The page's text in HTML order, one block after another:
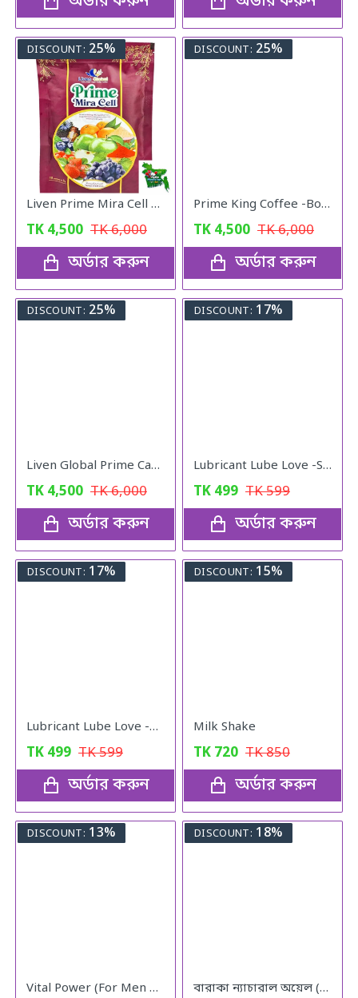
DISCOUNT: 25%
Liven Prime Mira Cell Triple Stem Cell Botanical Beverage - Apple, Grape & Strawberry Stem Cells with Vitamin C (15 Sachets)
TK 4,500 TK6,000
অর্ডার করুন
DISCOUNT: 25%
Prime King Coffee -Boost Your Stamina
TK 4,500 TK6,000
অর্ডার করুন
DISCOUNT: 25%
Liven Global Prime CarePlus Apple Stem Cell & Blackcurrant Collagen Drink Mix with Mixberries Extract and Vitamin C (20 Sachets)
TK 4,500 TK6,000
অর্ডার করুন
DISCOUNT: 17%
Lubricant Lube Love -Stroberry Gel
TK 499 TK599
অর্ডার করুন
DISCOUNT: 17%
Lubricant Lube Love -Blueberry Gel
TK 499 TK599
অর্ডার করুন
DISCOUNT: 15%
Milk Shake
TK 720 TK850
অর্ডার করুন
DISCOUNT: 13%
Vital Power (For Men & Woman)
DISCOUNT: 18%
বারাকা ন্যাচারাল অয়েল (Baraka Natural oil) – 120 মিলি